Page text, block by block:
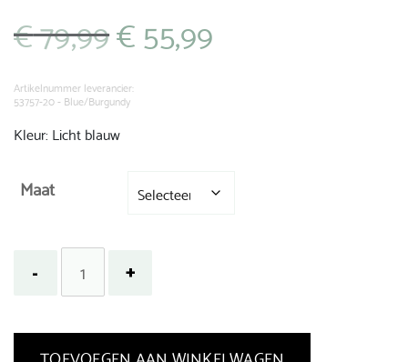
€79,99 Oorspronkelijke
prijs
€ 79,99.
€55,99
Artikelnummer leverancier:
53757-20 - Blue/Burgundy
Kleur: Licht blauw
Maat